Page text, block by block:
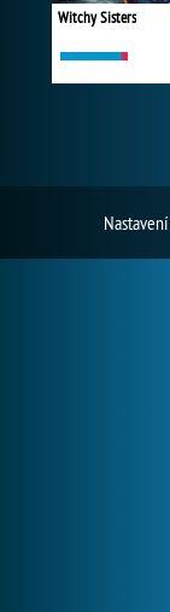
Witchy Sisters
Nastavení